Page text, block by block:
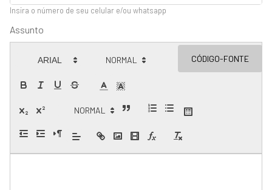
Insira o número de seu celular e/ou whatsapp
Assunto